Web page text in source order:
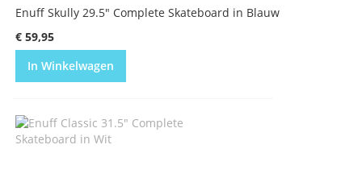
Enuff Skully 29.5" Complete Skateboard in Blauw
€ 59,95
In Winkelwagen